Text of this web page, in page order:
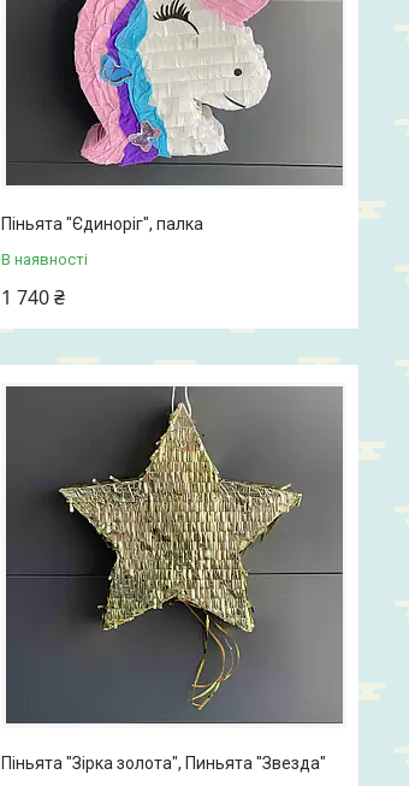
Піньята "Єдиноріг", палка
В наявності
1 740 ₴
Піньята "Зірка золота", Пиньята "Звезда"